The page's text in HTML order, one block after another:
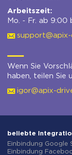
Arbeitszeit:
Mo. - Fr. ab 9:00
support@apix-
Wenn Sie
haben, teilen Sie
igor@apix-
beliebte
Einbindung Google
Einbindung